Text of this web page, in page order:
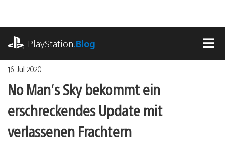
springen
PlayStation.Blog
16. Jul 2020
No Man‘s Sky bekommt ein
erschreckendes Update mit
verlassenen Frachtern